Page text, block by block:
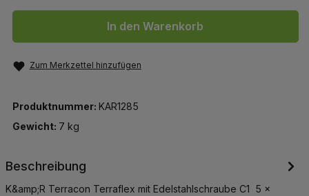
In den Warenkorb
Zum Merkzettel hinzufügen
Produktnummer: KAR1285
Gewicht: 7 kg
Beschreibung
K&amp;R Terracon Terraflex mit Edelstahlschraube C1 5 x